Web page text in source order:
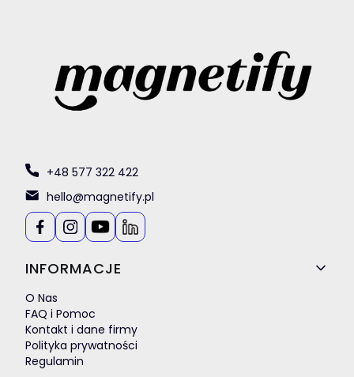
+48 577 322 422
hello@magnetify.pl
Linki w stopce
INFORMACJE
O Nas
FAQ i Pomoc
Kontakt i dane firmy
Polityka prywatności
Regulamin